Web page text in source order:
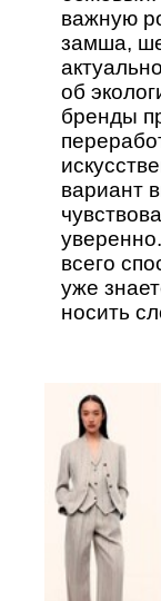
важную
замша,
об
бренды
вариант
всего
уже
носить